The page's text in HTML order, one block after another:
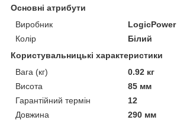
Основні атрибути
Виробник
LogicPower
Колір
Білий
Користувальницькі характеристики
Вага (кг)
0.92 кг
Висота
85 мм
Гарантійний термін
12
Довжина
290 мм